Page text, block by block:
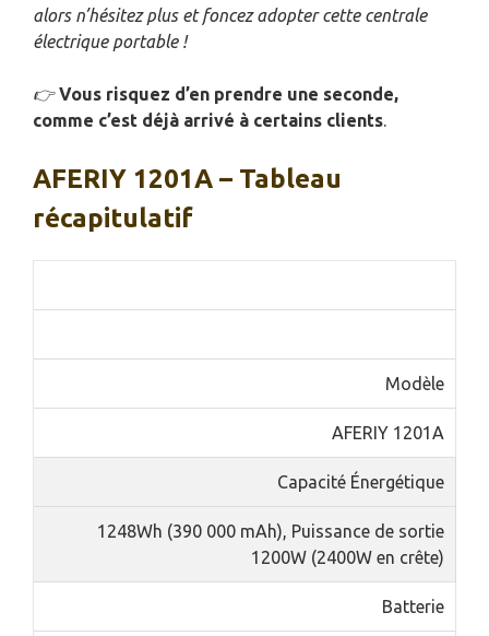
alors n’hésitez plus et foncez adopter cette centrale
électrique portable !
👉 Vous risquez d’en prendre une seconde,
comme c’est déjà arrivé à certains clients.
AFERIY 1201A – Tableau
récapitulatif
Modèle
AFERIY 1201A
Capacité Énergétique
1248Wh (390 000 mAh), Puissance de sortie
1200W (2400W en crête)
Batterie